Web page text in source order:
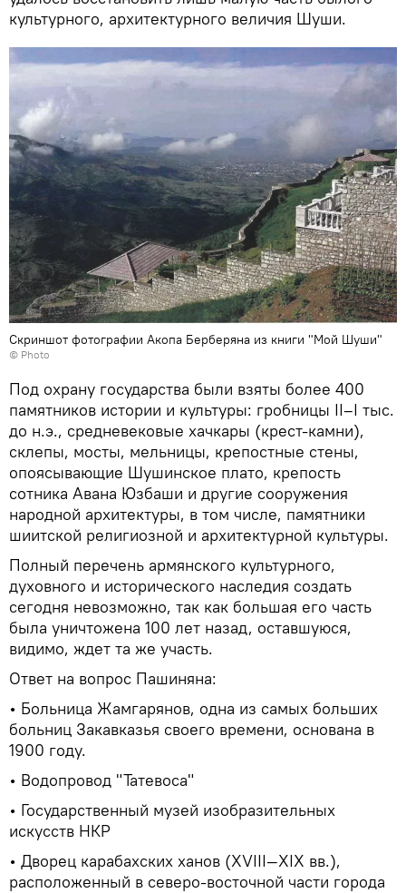
культурного, архитектурного величия Шуши.
Скриншот фотографии Акопа Берберяна из книги "Мой Шуши"
© Photo
Под охрану государства были взяты более 400
памятников истории и культуры: гробницы II–I тыс.
до н.э., средневековые хачкары (крест-камни),
склепы, мосты, мельницы, крепостные стены,
опоясывающие Шушинское плато, крепость
сотника Авана Юзбаши и другие сооружения
народной архитектуры, в том числе, памятники
шиитской религиозной и архитектурной культуры.
Полный перечень армянского культурного,
духовного и исторического наследия создать
сегодня невозможно, так как большая его часть
была уничтожена 100 лет назад, оставшуюся,
видимо, ждет та же участь.
Ответ на вопрос Пашиняна:
• Больница Жамгарянов, одна из самых больших
больниц Закавказья своего времени, основана в
1900 году.
• Водопровод "Татевоса"
• Государственный музей изобразительных
искусств НКР
• Дворец карабахских ханов (XVIII—XIX вв.),
расположенный в северо-восточной части города